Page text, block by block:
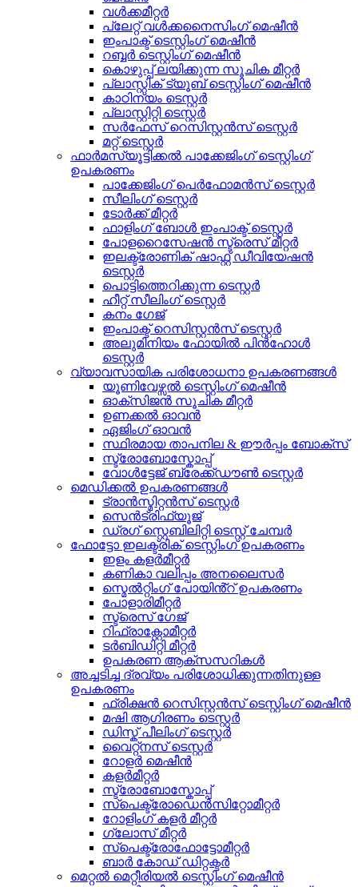
വൾക്കമീറ്റർ
പ്ലേറ്റ് വൾക്കനൈസിംഗ് മെഷീൻ
ഇംപാക്ട് ടെസ്റ്റിംഗ് മെഷീൻ
റബ്ബർ ടെസ്റ്റിംഗ് മെഷീൻ
കൊഴുപ്പ് ലയിക്കുന്ന സൂചിക മീറ്റർ
പ്ലാസ്റ്റിക് ട്യൂബ് ടെസ്റ്റിംഗ് മെഷീൻ
കാഠിന്യം ടെസ്റ്റർ
പ്ലാസ്റ്റിറ്റി ടെസ്റ്റർ
സർഫേസ് റെസിസ്റ്റൻസ് ടെസ്റ്റർ
മറ്റ് ടെസ്റ്റർ
ഫാർമസ്യൂട്ടിക്കൽ പാക്കേജിംഗ് ടെസ്റ്റിംഗ്
ഉപകരണം
പാക്കേജിംഗ് പെർഫോമൻസ് ടെസ്റ്റർ
സീലിംഗ് ടെസ്റ്റർ
ടോർക്ക് മീറ്റർ
ഫാളിംഗ് ബോൾ ഇംപാക്ട് ടെസ്റ്റർ
പോളറൈസേഷൻ സ്ട്രെസ് മീറ്റർ
ഇലക്ട്രോണിക് ഷാഫ്റ്റ് ഡീവിയേഷൻ
ടെസ്റ്റർ
പൊട്ടിത്തെറിക്കുന്ന ടെസ്റ്റർ
ഹീറ്റ് സീലിംഗ് ടെസ്റ്റർ
കനം ഗേജ്
ഇംപാക്ട് റെസിസ്റ്റൻസ് ടെസ്റ്റർ
അലുമിനിയം ഫോയിൽ പിൻഹോൾ
ടെസ്റ്റർ
വ്യാവസായിക പരിശോധനാ ഉപകരണങ്ങൾ
യൂണിവേഴ്സൽ ടെസ്റ്റിംഗ് മെഷീൻ
ഓക്സിജൻ സൂചിക മീറ്റർ
ഉണക്കൽ ഓവൻ
ഏജിംഗ് ഓവൻ
സ്ഥിരമായ താപനില & ഈർപ്പം ബോക്സ്
സ്ട്രോബോസ്കോപ്പ്
വോൾട്ടേജ് ബ്രേക്ക്ഡൗൺ ടെസ്റ്റർ
മെഡിക്കൽ ഉപകരണങ്ങൾ
ട്രാൻസ്മിറ്റൻസ് ടെസ്റ്റർ
സെൻട്രിഫ്യൂജ്
ഡ്രഗ് സ്റ്റെബിലിറ്റി ടെസ്റ്റ് ചേമ്പർ
ഫോട്ടോ ഇലക്ട്രിക് ടെസ്റ്റിംഗ് ഉപകരണം
ഇളം കളർമീറ്റർ
കണികാ വലിപ്പം അനലൈസർ
സ്മെൽറ്റിംഗ് പോയിൻ്റ് ഉപകരണം
പോളാരിമീറ്റർ
സ്ട്രെസ് ഗേജ്
റിഫ്രാക്റ്റോമീറ്റർ
ടർബിഡിറ്റി മീറ്റർ
ഉപകരണ ആക്സസറികൾ
അച്ചടിച്ച ദ്രവ്യം പരിശോധിക്കുന്നതിനുള്ള
ഉപകരണം
ഫ്രിക്ഷൻ റെസിസ്റ്റൻസ് ടെസ്റ്റിംഗ് മെഷീൻ
മഷി ആഗിരണം ടെസ്റ്റർ
ഡിസ്ക് പീലിംഗ് ടെസ്റ്റർ
വൈറ്റ്നസ് ടെസ്റ്റർ
റോളർ മെഷീൻ
കളർമീറ്റർ
സ്ട്രോബോസ്കോപ്പ്
സ്പെക്ട്രോഡെൻസിറ്റോമീറ്റർ
റോളിംഗ് കളർ മീറ്റർ
ഗ്ലോസ് മീറ്റർ
സ്പെക്ട്രോഫോട്ടോമീറ്റർ
ബാർ കോഡ് ഡിറ്റക്ടർ
മെറ്റൽ മെറ്റീരിയൽ ടെസ്റ്റിംഗ് മെഷീൻ